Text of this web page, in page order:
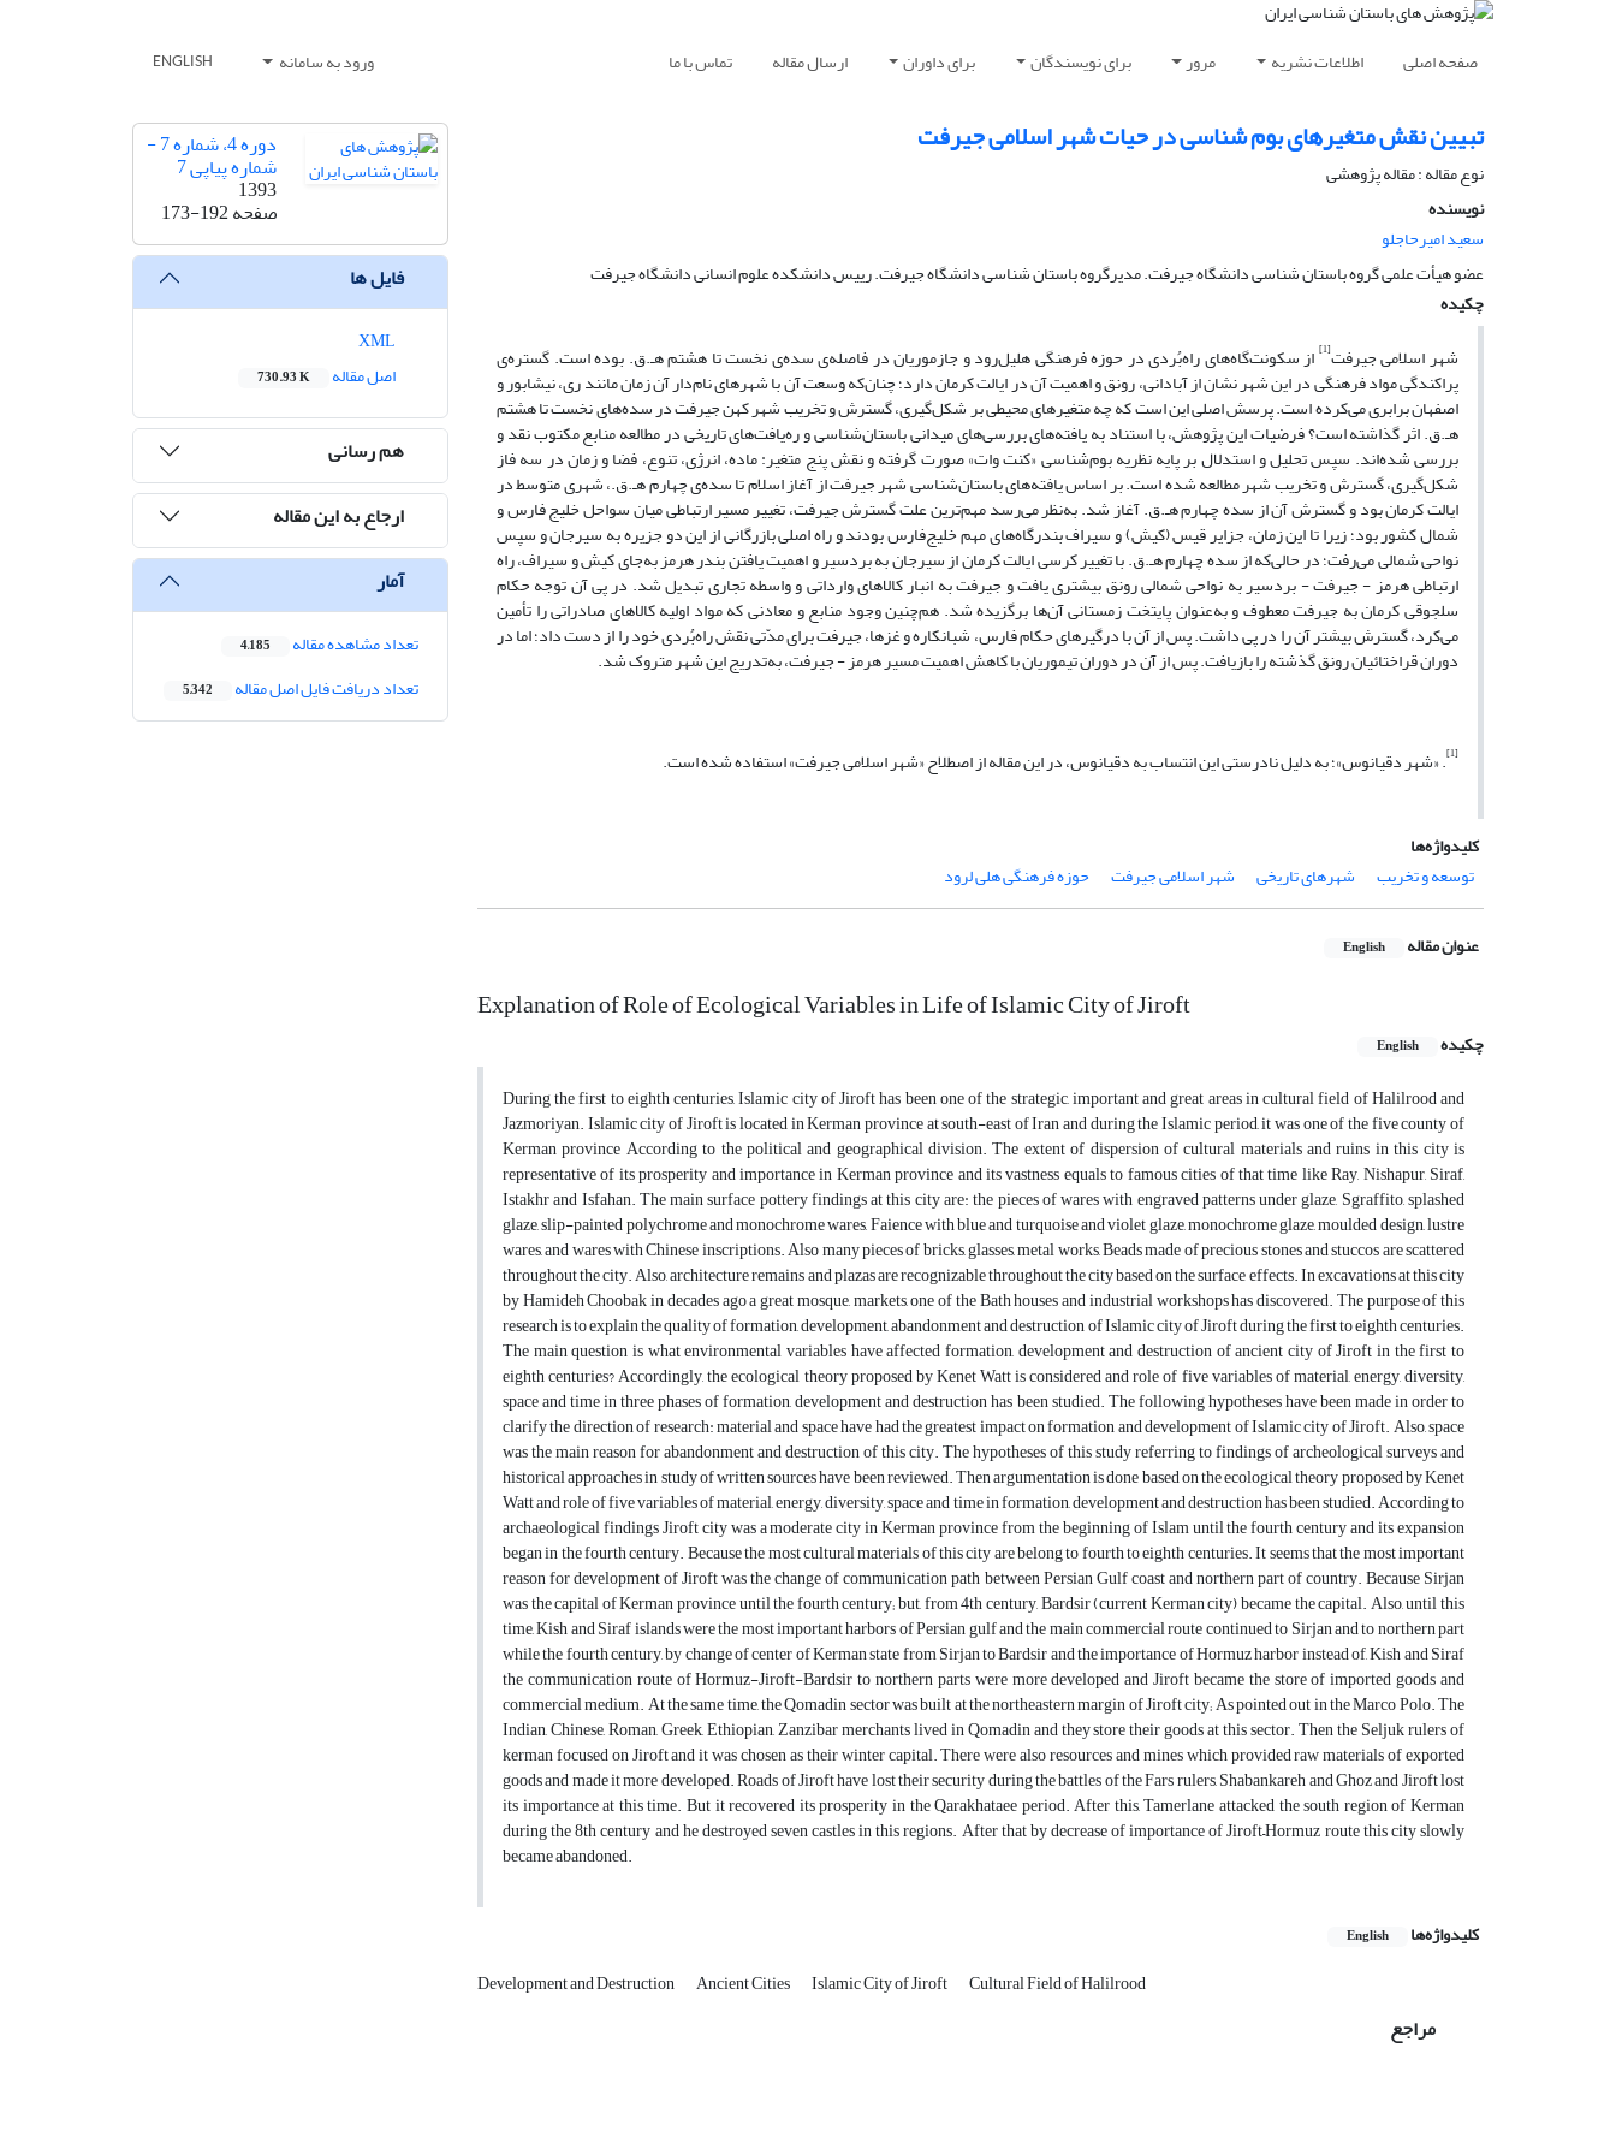
صفحه اصلی اطلاعات نشریه مرور برای نویسندگان برای داوران ارسال مقاله تماس با ما ورود به سامانه ENGLISH
تبیین نقش متغیرهای بوم شناسی در حیات شهر اسلامی جیرفت
نوع مقاله : مقاله پژوهشی
نویسنده
سعید امیرحاجلو
عضو هیأت علمی گروه باستان شناسی دانشگاه جیرفت. مدیرگروه باستان شناسی دانشگاه جیرفت. رییس دانشکده علوم انسانی دانشگاه جیرفت
چکیده
شهر اسلامی جیرفت[1] از سکونت‌گاه‌های راه‌بُردی در حوزه فرهنگی هلیل‌رود و جازموریان در فاصله‌ی سده‌ی نخست تا هشتم هـ.ق. بوده است. گستره‌ی
پراکندگی مواد فرهنگی در این شهر نشان از آبادانی، رونق و اهمیت آن در ایالت کرمان دارد؛ چنان‌که وسعت آن با شهرهای نام‌دار آن زمان مانند ری، نیشابور و
اصفهان برابری می‌کرده است. پرسش اصلی این است که چه متغیرهای محیطی بر شکل‌گیری، گسترش و تخریب شهر کهن جیرفت در سده‌های نخست تا هشتم
هـ.ق. اثر گذاشته است؟ فرضیات این پژوهش، با استناد به یافته‌های بررسی‌های میدانی باستان‌شناسی و ره‌یافت‌های تاریخی در مطالعه منابع مکتوب نقد و
بررسی شده‌‌اند. سپس تحلیل و استدلال بر پایه نظریه بو‌م‌شناسی «کنت وات» صورت گرفته و نقش پنج متغیر: ماده، انرژی، تنوع، فضا و زمان در سه فاز
شکل‌گیری، گسترش و تخریب شهر مطالعه شده است. بر اساس یافته‌های باستان‌شناسی شهر جیرفت از آغاز اسلام تا سده‌ی چهارم هـ.ق.، شهری متوسط در
ایالت کرمان بود و گسترش آن از سده چهارم هـ.ق. آغاز شد. به‌نظر می‌رسد مهم‌ترین علت گسترش جیرفت، تغییر مسیر ارتباطی میان سواحل خلیج فارس و
شمال کشور بود؛ زیرا تا این زمان، جزایر قیس (کیش) و سیراف بندرگاه‌های مهم خلیج‌فارس بودند و راه اصلی بازرگانی از این دو جزیره به سیرجان و سپس
نواحی شمالی می‌رفت؛ در حالی‌که از سده چهارم هـ.ق. با تغییر کرسی ایالت کرمان از سیرجان به بردسیر و اهمیت یافتن بندر هرمز به‌جای کیش و سیراف، راه
ارتباطی هرمز - جیرفت - بردسیر به نواحی شمالی رونق بیشتری یافت و جیرفت به انبار کالاهای وارداتی و واسطه تجاری تبدیل شد. در پی آن توجه حکام
سلجوقی کرمان به جیرفت معطوف و به‌عنوان پایتخت زمستانی آن‌ها برگزیده شد. هم‌چنین وجود منابع و معادنی که مواد اولیه کالاهای صادراتی را تأمین
می‌کرد، گسترش بیشتر آن را در پی داشت. پس از آن با درگیر‌های حکام فارس، شبانکاره و غزها، جیرفت برای مدّتی نقش راه‌بُردی خود را از دست داد؛ اما در
دوران قراختائیان رونق گذشته را بازیافت. پس از آن در دوران تیموریان با کاهش اهمیت مسیر هرمز - جیرفت، به‌تدریج این شهر متروک شد.
[1] . «شهر دقیانوس»؛ به دلیل نادرستی این انتساب به دقیانوس، در این مقاله از اصطلاح «شهر اسلامی جیرفت» استفاده شده است.
کلیدواژه‌ها
توسعه و تخریب
شهرهای تاریخی شهر اسلامی جیرفت حوزه فرهنگی هلی لرود
عنوان مقاله English
Explanation of Role of Ecological Variables in Life of Islamic City of Jiroft
چکیده English
During the first to eighth centuries, Islamic city of Jiroft has been one of the strategic, important and great areas in cultural field of Halilrood and
Jazmoriyan. Islamic city of Jiroft is located in Kerman province at south-east of Iran and during the Islamic period, it was one of the five county of
Kerman province According to the political and geographical division. The extent of dispersion of cultural materials and ruins in this city is
representative of its prosperity and importance in Kerman province and its vastness equals to famous cities of that time like Ray, Nishapur, Siraf,
Istakhr and Isfahan. The main surface pottery findings at this city are: the pieces of wares with engraved patterns under glaze, Sgraffito, splashed
glaze, slip-painted polychrome and monochrome wares, Faience with blue and turquoise and violet glaze, monochrome glaze, moulded design, lustre
wares, and wares with Chinese inscriptions. Also many pieces of bricks, glasses, metal works, Beads made of precious stones and stuccos are scattered
throughout the city. Also, architecture remains and plazas are recognizable throughout the city based on the surface effects. In excavations at this city
by Hamideh Choobak in decades ago a great mosque, markets, one of the Bath houses and industrial workshops has discovered. The purpose of this
research is to explain the quality of formation, development, abandonment and destruction of Islamic city of Jiroft during the first to eighth centuries.
The main question is what environmental variables have affected formation, development and destruction of ancient city of Jiroft in the first to
eighth centuries? Accordingly, the ecological theory proposed by Kenet Watt is considered and role of five variables of material, energy, diversity,
space and time in three phases of formation, development and destruction has been studied. The following hypotheses have been made in order to
clarify the direction of research: material and space have had the greatest impact on formation and development of Islamic city of Jiroft. Also, space
was the main reason for abandonment and destruction of this city. The hypotheses of this study referring to findings of archeological surveys and
historical approaches in study of written sources have been reviewed. Then argumentation is done based on the ecological theory proposed by Kenet
Watt and role of five variables of material, energy, diversity, space and time in formation, development and destruction has been studied. According to
archaeological findings Jiroft city was a moderate city in Kerman province from the beginning of Islam until the fourth century and its expansion
began in the fourth century. Because the most cultural materials of this city are belong to fourth to eighth centuries. It seems that the most important
reason for development of Jiroft was the change of communication path between Persian Gulf coast and northern part of country. Because Sirjan
was the capital of Kerman province until the fourth century; but, from 4th century, Bardsir (current Kerman city) became the capital. Also, until this
time, Kish and Siraf islands were the most important harbors of Persian gulf and the main commercial route continued to Sirjan and to northern part
while the fourth century, by change of center of Kerman state from Sirjan to Bardsir and the importance of Hormuz harbor instead of, Kish and Siraf
the communication route of Hormuz-Jiroft-Bardsir to northern parts were more developed and Jiroft became the store of imported goods and
commercial medium. At the same time, the Qomadin sector was built at the northeastern margin of Jiroft city; As pointed out in the Marco Polo. The
Indian, Chinese, Roman, Greek, Ethiopian, Zanzibar merchants lived in Qomadin and they store their goods at this sector. Then the Seljuk rulers of
kerman focused on Jiroft and it was chosen as their winter capital. There were also resources and mines which provided raw materials of exported
goods and made it more developed. Roads of Jiroft have lost their security during the battles of the Fars rulers, Shabankareh and Ghoz and Jiroft lost
its importance at this time. But it recovered its prosperity in the Qarakhataee period. After this, Tamerlane attacked the south region of Kerman
during the 8th century and he destroyed seven castles in this regions. After that by decrease of importance of Jiroft–Hormuz route this city slowly
became abandoned.
کلیدواژه‌ها English
Development and Destruction Ancient Cities Islamic City of Jiroft Cultural Field of Halilrood
مراجع
دوره 4، شماره 7 -
شماره پیاپی 7
1393
صفحه173-192
فایل ها
اصل مقاله
730.93 K
هم رسانی
ارجاع به این مقاله
آمار
تعداد مشاهده مقاله 4,185
تعداد دریافت فایل اصل مقاله 5,342